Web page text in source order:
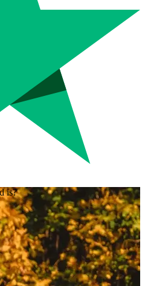
is?